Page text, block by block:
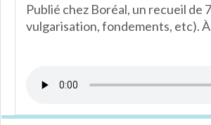
Publié chez Boréal, un recueil
vulgarisation, fondements, etc).